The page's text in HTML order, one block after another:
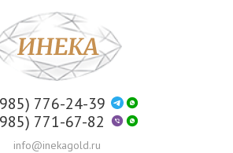
776-24-39
771-67-82
info@inekagold.ru